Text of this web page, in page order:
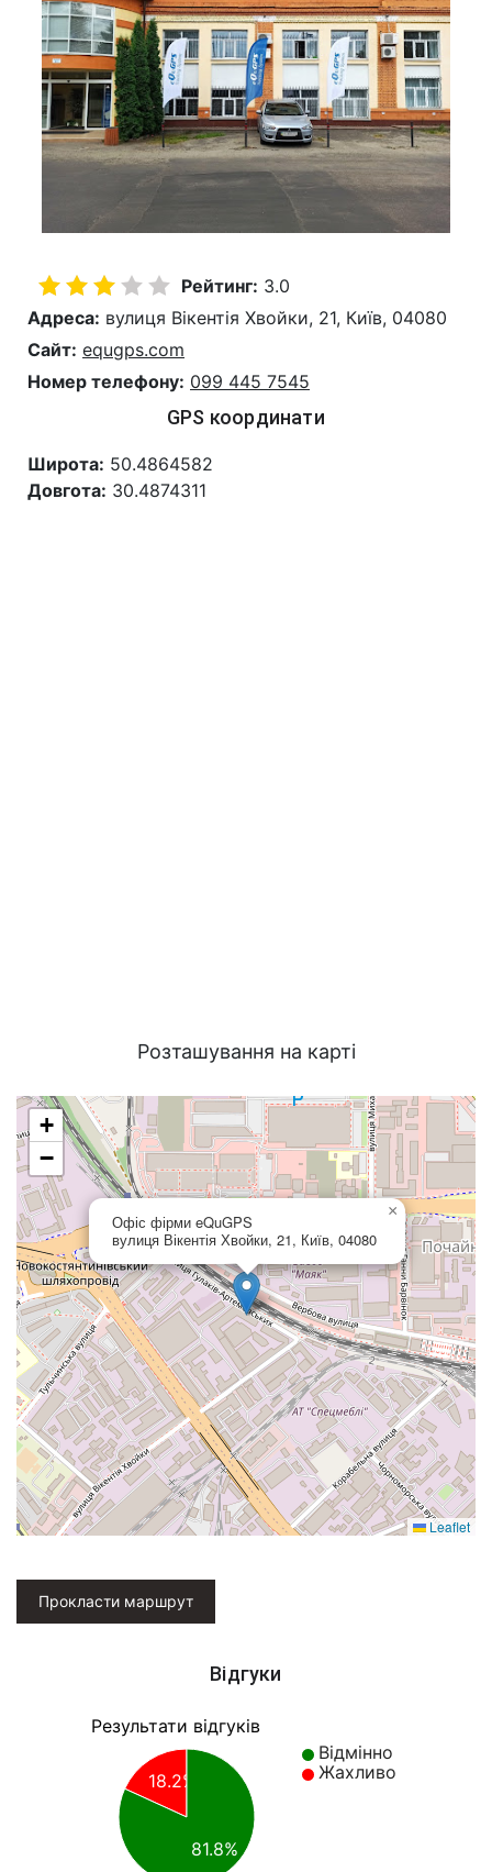
Рейтинг: 3.0
Адреса: вулиця Вікентія Хвойки, 21, Київ, 04080
Сайт: equgps.com
Номер телефону: 099 445 7545
GPS координати
Широта: 50.4864582
Довгота: 30.4874311
Розташування на карті
Офіс фірми eQuGPS
вулиця Вікентія Хвойки, 21, Київ, 04080
×
+
−
Leaflet
Прокласти маршрут
Відгуки
Результати відгуків
Відмінно
Жахливо
18.2%
81.8%